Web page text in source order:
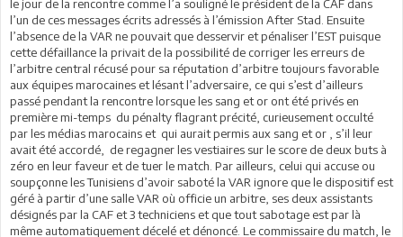
le jour de la rencontre comme l’a souligné le président de la CAF dans
l’un de ces messages écrits adressés à l’émission After Stad. Ensuite
l’absence de la VAR ne pouvait que desservir et pénaliser l’EST puisque
cette défaillance la privait de la possibilité de corriger les erreurs de
l’arbitre central récusé pour sa réputation d’arbitre toujours favorable
aux équipes marocaines et lésant l’adversaire, ce qui s’est d’ailleurs
passé pendant la rencontre lorsque les sang et or ont été privés en
première mi-temps du pénalty flagrant précité, curieusement occulté
par les médias marocains et qui aurait permis aux sang et or , s’il leur
avait été accordé, de regagner les vestiaires sur le score de deux buts à
zéro en leur faveur et de tuer le match. Par ailleurs, celui qui accuse ou
soupçonne les Tunisiens d’avoir saboté la VAR ignore que le dispositif est
géré à partir d’une salle VAR où officie un arbitre, ses deux assistants
désignés par la CAF et 3 techniciens et que tout sabotage est par là
même automatiquement décelé et dénoncé. Le commissaire du match, le